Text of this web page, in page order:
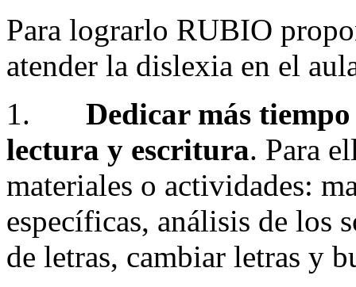
Para lograrlo RUBIO
atender la dislexia en el
1. Dedicar más
lectura y escritura. Para
materiales o actividades:
específicas, análisis de los
de letras, cambiar letras y